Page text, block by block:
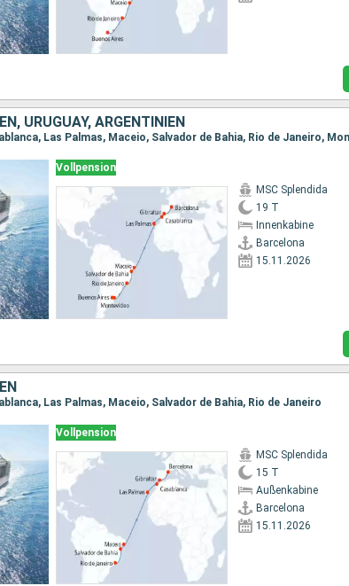
URUGUAY, ARGENTINIEN
Vollpension
MSC Splendida
19 T
Innenkabine
Barcelona
15.11.2026
Las Palmas, Maceio, Salvador de Bahia, Rio de Janeiro
Vollpension
MSC Splendida
15 T
Außenkabine
Barcelona
15.11.2026